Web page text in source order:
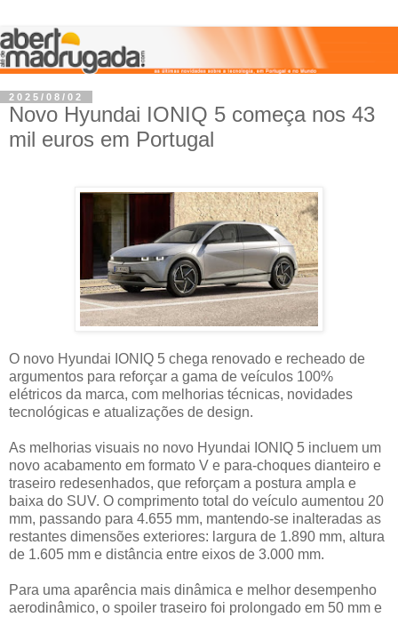
2025/08/02
Novo Hyundai IONIQ 5 começa nos 43
mil euros em Portugal
O novo Hyundai IONIQ 5 chega renovado e recheado de
argumentos para reforçar a gama de veículos 100%
elétricos da marca, com melhorias técnicas, novidades
tecnológicas e atualizações de design.
As melhorias visuais no novo Hyundai IONIQ 5 incluem um
novo acabamento em formato V e para-choques dianteiro e
traseiro redesenhados, que reforçam a postura ampla e
baixa do SUV. O comprimento total do veículo aumentou 20
mm, passando para 4.655 mm, mantendo-se inalteradas as
restantes dimensões exteriores: largura de 1.890 mm, altura
de 1.605 mm e distância entre eixos de 3.000 mm.
Para uma aparência mais dinâmica e melhor desempenho
aerodinâmico, o spoiler traseiro foi prolongado em 50 mm e